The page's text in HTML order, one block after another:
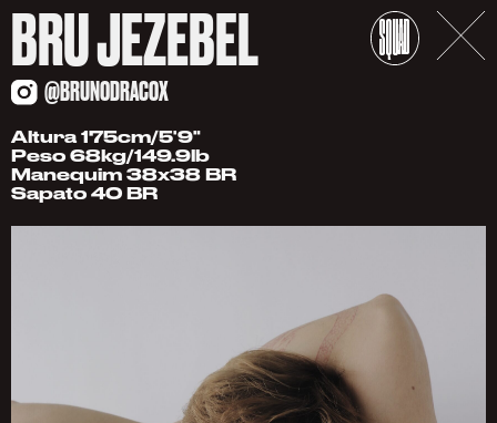
BRU JEZEBEL
@BRUNODRACOX
Altura 175cm/5'9"
Peso 68kg/149.9lb
Manequim 38x38 BR
Sapato 40 BR